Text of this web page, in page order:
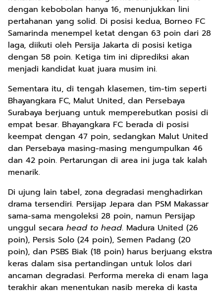
dengan kebobolan hanya 16, menunjukkan lini
pertahanan yang solid. Di posisi kedua, Borneo FC
Samarinda menempel ketat dengan 63 poin dari 28
laga, diikuti oleh Persija Jakarta di posisi ketiga
dengan 58 poin. Ketiga tim ini diprediksi akan
menjadi kandidat kuat juara musim ini.
Sementara itu, di tengah klasemen, tim-tim seperti
Bhayangkara FC, Malut United, dan Persebaya
Surabaya berjuang untuk memperebutkan posisi di
empat besar. Bhayangkara FC berada di posisi
keempat dengan 47 poin, sedangkan Malut United
dan Persebaya masing-masing mengumpulkan 46
dan 42 poin. Pertarungan di area ini juga tak kalah
menarik.
Di ujung lain tabel, zona degradasi menghadirkan
drama tersendiri. Persijap Jepara dan PSM Makassar
sama-sama mengoleksi 28 poin, namun Persijap
unggul secara head to head. Madura United (26
poin), Persis Solo (24 poin), Semen Padang (20
poin), dan PSBS Biak (18 poin) harus berjuang ekstra
keras dalam sisa pertandingan untuk lolos dari
ancaman degradasi. Performa mereka di enam laga
terakhir akan menentukan nasib mereka di kasta